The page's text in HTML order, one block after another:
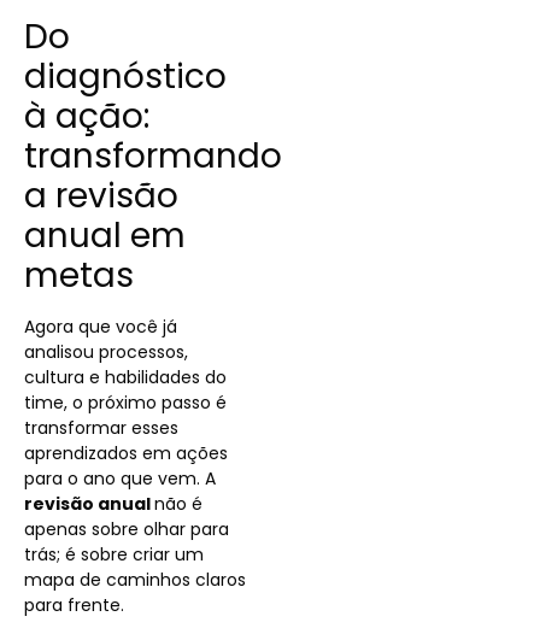
Do
diagnóstico
à ação:
transformando
a revisão
anual em
metas
Agora que você já
analisou processos,
cultura e habilidades do
time, o próximo passo é
transformar esses
aprendizados em ações
para o ano que vem. A
revisão anualnão é
apenas sobre olhar para
trás; é sobre criar um
mapa de caminhos claros
para frente.